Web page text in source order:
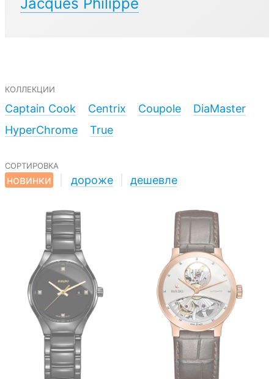
коллекции
Captain Cook
Centrix Coupole
DiaMaster
HyperChrome
True
сортировка
новинки
дороже дешевле